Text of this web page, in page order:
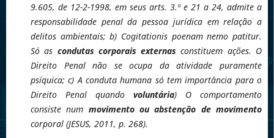
9.605, de 12-2-1998, em seus arts. 3.º e 21 a 24, admite a
responsabilidade penal da pessoa jurídica em relação a
delitos ambientais; b) Cogitationis poenam nemo patitur.
Só as condutas corporais externas constituem ações. O
Direito Penal não se ocupa da atividade puramente
psíquica; c) A conduta humana só tem importância para o
Direito Penal quandovoluntária) O comportamento
consiste num movimento ou abstenção de movimento
corporal (JESUS, 2011, p. 268).